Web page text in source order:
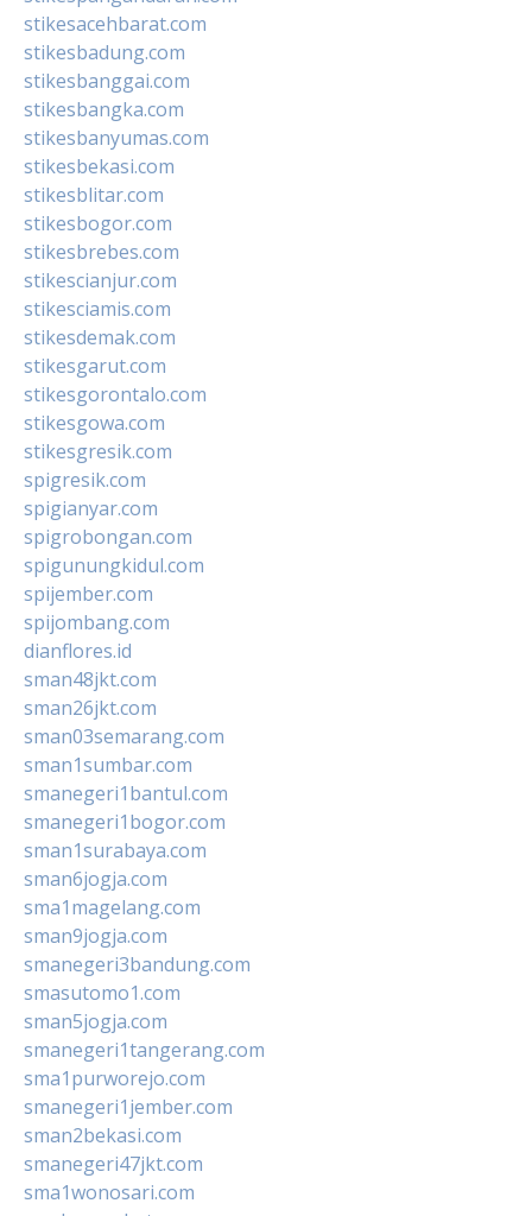
stikesacehbarat.com
stikesbadung.com
stikesbanggai.com
stikesbangka.com
stikesbanyumas.com
stikesbekasi.com
stikesblitar.com
stikesbogor.com
stikesbrebes.com
stikescianjur.com
stikesciamis.com
stikesdemak.com
stikesgarut.com
stikesgorontalo.com
stikesgowa.com
stikesgresik.com
spigresik.com
spigianyar.com
spigrobongan.com
spigunungkidul.com
spijember.com
spijombang.com
dianflores.id
sman48jkt.com
sman26jkt.com
sman03semarang.com
sman1sumbar.com
smanegeri1bantul.com
smanegeri1bogor.com
sman1surabaya.com
sman6jogja.com
sma1magelang.com
sman9jogja.com
smanegeri3bandung.com
smasutomo1.com
sman5jogja.com
smanegeri1tangerang.com
sma1purworejo.com
smanegeri1jember.com
sman2bekasi.com
smanegeri47jkt.com
sma1wonosari.com